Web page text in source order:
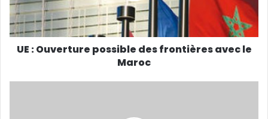
UE : Ouverture possible des frontières avec le
Maroc